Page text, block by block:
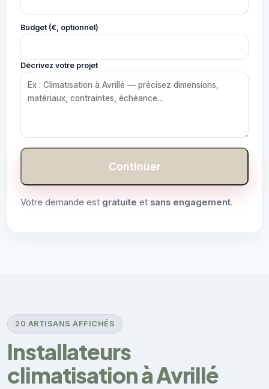
Budget (€, optionnel)
Décrivez votre projet
Continuer
Votre demande est gratuite et sans engagement.
20 ARTISANS AFFICHÉS
Installateurs
climatisation à Avrillé